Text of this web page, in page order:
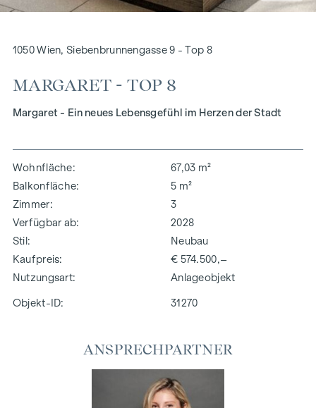
1050 Wien, Siebenbrunnengasse 9 - Top 8
MARGARET - TOP 8
Margaret - Ein neues Lebensgefühl im Herzen der Stadt
Wohnfläche
67,03 m²
Balkonfläche
5 m²
Zimmer
3
Verfügbar ab
2028
Stil
Neubau
Kaufpreis
€ 574.500,–
Nutzungsart
Anlageobjekt
Objekt-ID: 31270
ANSPRECHPARTNER